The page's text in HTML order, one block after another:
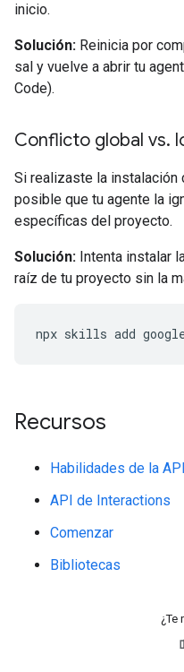
inicio.
Solución: Reinicia por
sal y vuelve a abrir tu
Code).
Conflicto global vs.
Si realizaste la instalación
posible que tu agente la
específicas del proyecto.
Solución: Intenta instalar
raíz de tu proyecto sin la
npx skills add
Recursos
Habilidades de la
API de Interactions
Comenzar
Bibliotecas
¿Te